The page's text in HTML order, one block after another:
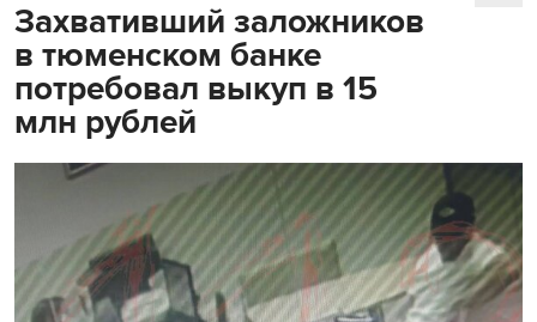
Захвативший заложников
в тюменском банке
потребовал выкуп в 15
млн рублей